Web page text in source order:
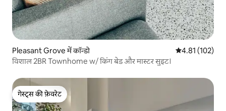
Pleasant Grove में कॉन्डो औसत रेटिंग 5 में से
4.81 (102)
विशाल 2BR Townhome w/ किंग बेड और मास्टर सुइट।
गेस्ट्स की फ़ेवरेट
गेस्ट्स की फ़ेवरेट